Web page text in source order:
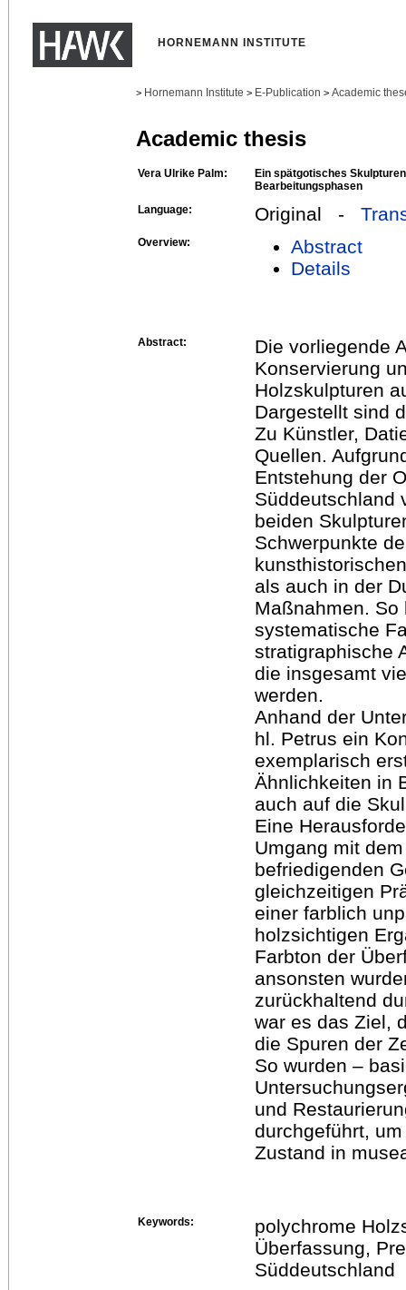
HORNEMANN INSTITUTE
> Hornemann Institute > E-Publication > Academic
Academic thesis
Vera Ulrike Palm:
Ein spätgotisches
Bearbeitungsphasen
Language:
Original -
Overview:
Abstract
Details
Abstract:
Die vorliegende
Konservierung
Holzskulpturen
Dargestellt sind
Zu Künstler,
Quellen.
Entstehung der
Süddeutschland
beiden
Schwerpunkte
als auch in der
Maßnahmen.
systematische
stratigraphische
die insgesamt
werden.
Anhand der
hl. Petrus ein
exemplarisch
Ähnlichkeiten in
auch auf die
Eine
Umgang mit
befriedigenden
gleichzeitigen
einer farblich
holzsichtigen
Farbton der
ansonsten
zurückhaltend
war es das Ziel,
die Spuren der
So wurden –
und
durchgeführt,
Zustand in
Keywords:
polychrome
Überfassung,
Süddeutschland